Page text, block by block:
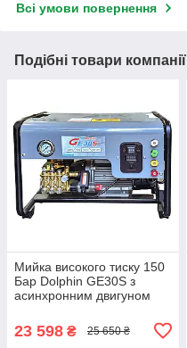
Всі умови повернення
Подібні товари компанії
Мийка високого тиску 150
Бар Dolphin GE30S з
асинхронним двигуном
12 л/хв.
23 598 ₴ 25 650 ₴